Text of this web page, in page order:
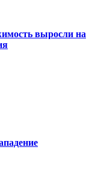
выросли на